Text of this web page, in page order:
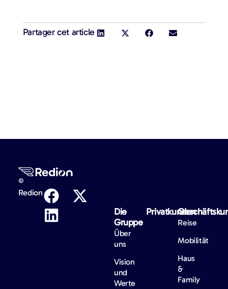
Partager cet article
©
Redion
Die
Gruppe
Über
uns
Vision
und
Werte
Privatkunden
Reise
Mobilität
Haus
&
Family